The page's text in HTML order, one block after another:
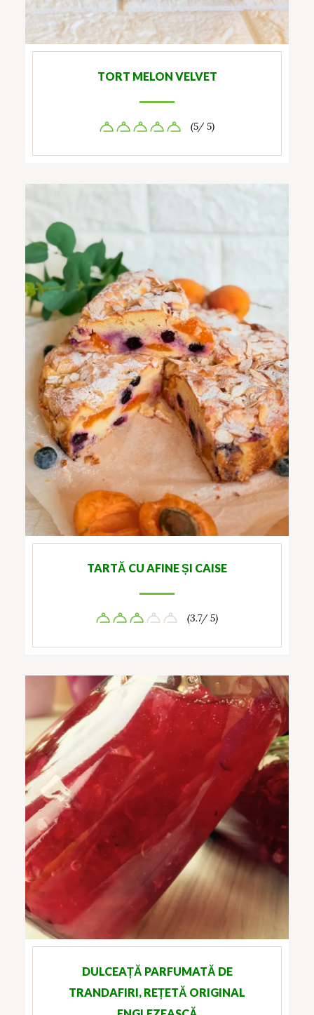
TORT MELON VELVET
(5/ 5)
TARTĂ CU AFINE ȘI CAISE
(3.7/ 5)
DULCEAȚĂ PARFUMATĂ DE
TRANDAFIRI, REȚETĂ ORIGINAL